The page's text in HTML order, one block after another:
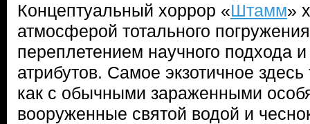
Концептуальный хоррор «Штамм»
атмосферой тотального
переплетением научного подхода
атрибутов. Самое экзотичное
как с обычными зараженными
вооруженные святой водой и